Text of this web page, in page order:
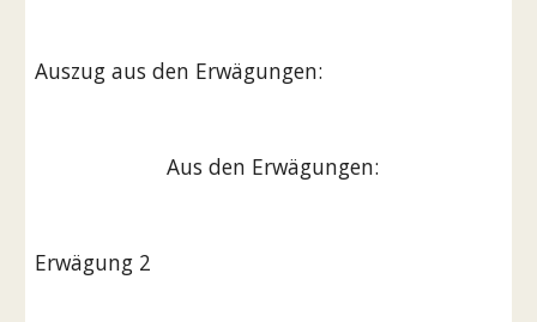
Auszug aus den Erwägungen:
                      Aus den Erwägungen:
Erwägung 2